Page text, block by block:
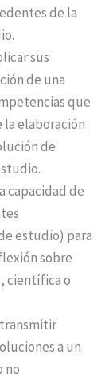
de la
sus
de una
que
elaboración
de
capacidad de
estudio) para
sobre
científica o
a un
no